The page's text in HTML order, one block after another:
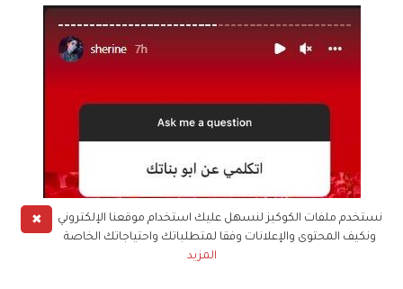
✖
نستخدم ملفات الكوكيز لنسهل عليك استخدام موقعنا الإلكتروني
ونكيف المحتوى والإعلانات وفقا لمتطلباتك واحتياجاتك الخاصة
المزيد